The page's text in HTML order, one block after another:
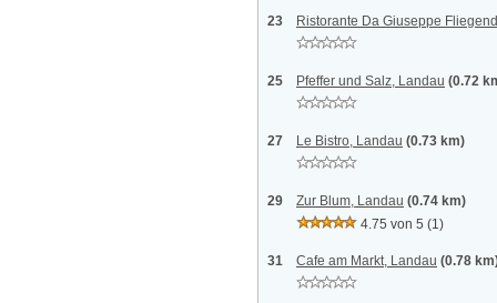
23 Ristorante Da Giuseppe
25 Pfeffer und Salz, Landau (0.72
27 Le Bistro, Landau (0.73 km)
29 Zur Blum, Landau (0.74 km)
4.75 von 5 (1)
31 Cafe am Markt, Landau (0.78